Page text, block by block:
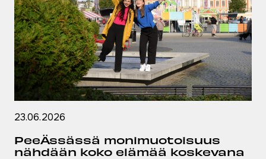
23.06.2026
PeeÄssässä monimuotoisuus
nähdään koko elämää koskevana